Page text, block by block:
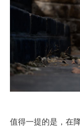
值得一提的是，在